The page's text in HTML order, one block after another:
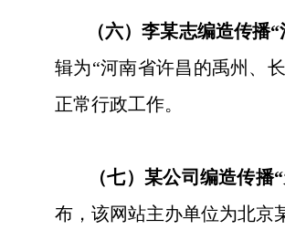
（六）李某志编造传播
辑为“河南省许昌的禹州、
正常行政工作。
（七）某公司编造传播
布，该网站主办单位为北京